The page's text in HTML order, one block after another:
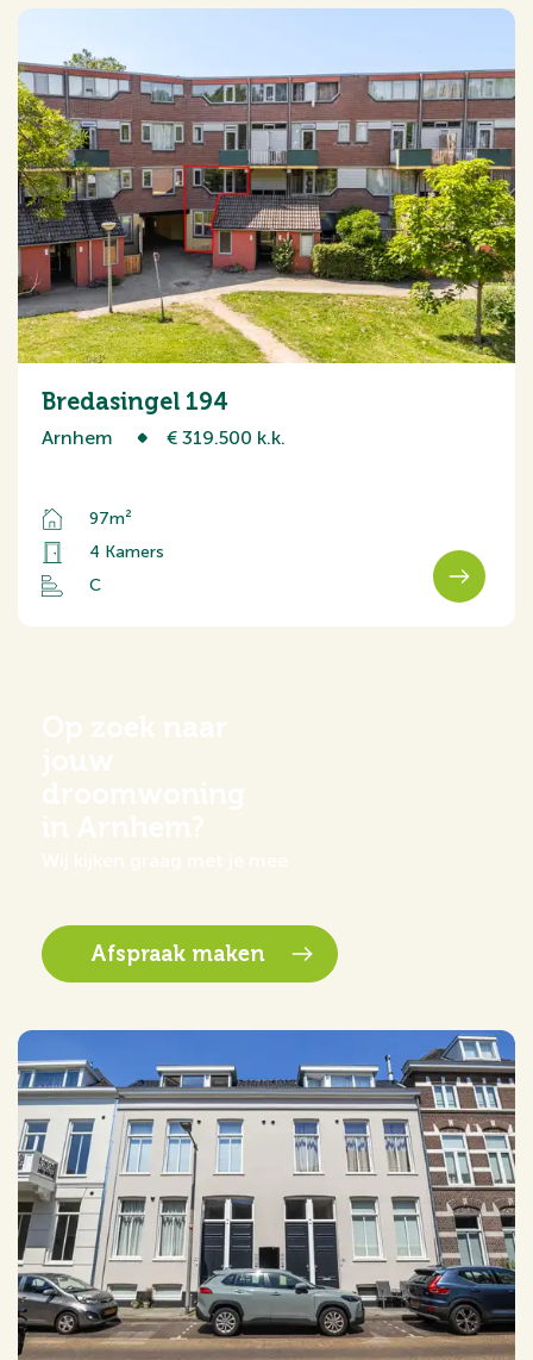
Bredasingel 194
Arnhem € 319.500 k.k.
97m²
4 Kamers
C
Afspraak maken